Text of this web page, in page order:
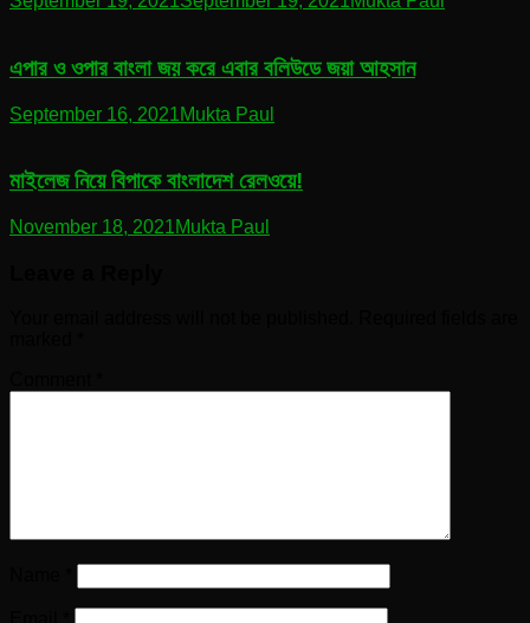
এপার ও ওপার বাংলা জয় করে এবার বলিউডে জয়া আহসান
September 16, 2021Mukta Paul
মাইলেজ নিয়ে বিপাকে বাংলাদেশ রেলওয়ে!
November 18, 2021Mukta Paul